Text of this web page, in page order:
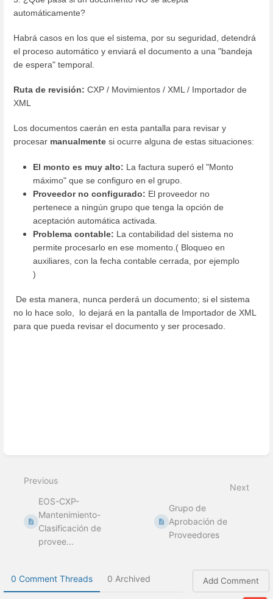
automáticamente?
Habrá casos en los que el sistema, por su seguridad, detendrá
el proceso automático y enviará el documento a una "bandeja
de espera" temporal.
Ruta de revisión: CXP / Movimientos / XML / Importador de
XML
Los documentos caerán en esta pantalla para revisar y
procesar manualmente si ocurre alguna de estas situaciones:
El monto es muy alto: La factura superó el "Monto
máximo" que se configuro en el grupo.
Proveedor no configurado: El proveedor no
pertenece a ningún grupo que tenga la opción de
aceptación automática activada.
Problema contable: La contabilidad del sistema no
permite procesarlo en ese momento.( Bloqueo en
auxiliares, con la fecha contable cerrada, por ejemplo
)
De esta manera, nunca perderá un documento; si el sistema
no lo hace solo, lo dejará en la pantalla de Importador de XML
para que pueda revisar el documento y ser procesado.
mode
Previous
EOS-CXP-
Mantenimiento-
Clasificación de
provee...
Next
Grupo de
Aprobación de
Proveedores
0 Comment Threads 0 Archived Add Comment